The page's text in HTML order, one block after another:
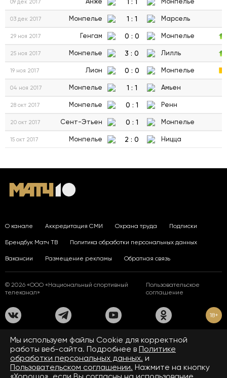
09 дек 2017
03 дек 2017 Монпелье 1 : 1 Марсель
29 ноя 2017 Генгам 0 : 0 Монпелье
25 ноя 2017 Монпелье 3 : 0 Лилль
19 ноя 2017 Лион 0 : 0 Монпелье
04 ноя 2017 Монпелье 1 : 1 Амьен
28 окт 2017 Монпелье 0 : 1 Ренн
20 окт 2017 Сент-Этьен 0 : 1 Монпелье
15 окт 2017 Монпелье 2 : 0 Ницца
О канале Аккредитация СМИ Охрана труда Подписки
Брендбук Матч ТВ Политика обработки персональных данных
Вакансии Размещение рекламы Обратная связь
© 2026 «ООО «Национальный спортивный
телеканал»
Пользовательское
соглашение
18+
На сайте применяются рекомендательные технологии. Подробнее
Правилах применения рекомендательных технологий.
Средство массовой информации сетевое издание «www.matchtv.ru»
зарегистрировано Федеральной службой по надзору в сфере связи,
информационных технологий и массовых коммуникаций (Роскомнадзор).
Мы используем файлы Сookie для корректной
работы веб-сайта. Подробнее в Политике
обработки персональных данных. и
Пользовательском соглашении. Нажмите на кнопку